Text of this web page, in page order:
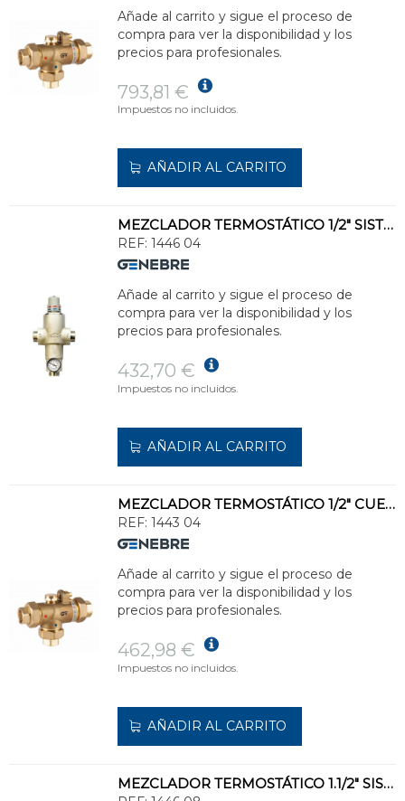
Añade al carrito y sigue el proceso de
compra para ver la disponibilidad y los
precios para profesionales.
793,81 €
Impuestos no incluidos.
AÑADIR AL CARRITO
MEZCLADOR TERMOSTÁTICO 1/2" SISTEMA AHORRO ENERGÍA
REF: 1446 04
Añade al carrito y sigue el proceso de
compra para ver la disponibilidad y los
precios para profesionales.
432,70 €
Impuestos no incluidos.
AÑADIR AL CARRITO
MEZCLADOR TERMOSTÁTICO 1/2" CUERPO LATÓN
REF: 1443 04
Añade al carrito y sigue el proceso de
compra para ver la disponibilidad y los
precios para profesionales.
462,98 €
Impuestos no incluidos.
AÑADIR AL CARRITO
MEZCLADOR TERMOSTÁTICO 1.1/2" SISTEMA AHORRO ENERGÍA